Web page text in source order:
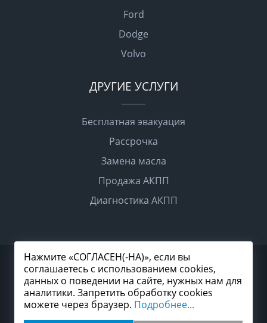
Ford
Dodge
Volvo
ДРУГИЕ УСЛУГИ
Бесплатная эвакуация
Рассрочка
Замена масла
Продажа АКПП
Диагностика АКПП
2026 © Все права защищены
Политика конфиденциальности
Согласие на обработку персональных данных
Карта сайта
Нажмите «СОГЛАСЕН(-НА)», если вы
соглашаетесь с использованием cookies,
данных о поведении на сайте, нужных нам для
аналитики. Запретить обработку cookies
можете через браузер. Подробнее...